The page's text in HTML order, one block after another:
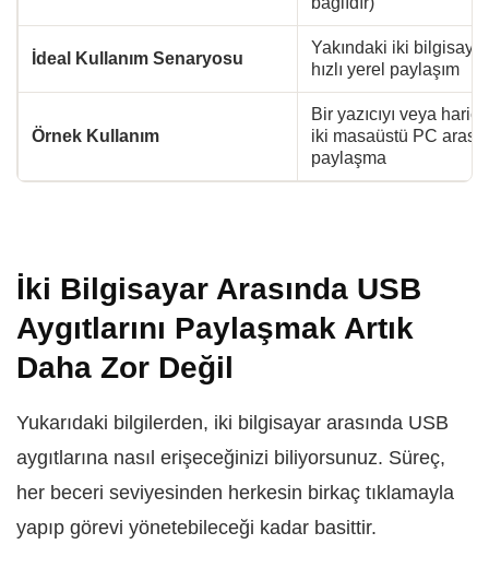
İdeal Kullanım Senaryosu
Yakındaki iki
hızlı yerel paylaşım
Örnek Kullanım
Bir yazıcıyı veya
iki masaüstü PC
paylaşma
İki Bilgisayar Arasında USB
Aygıtlarını Paylaşmak Artık
Daha Zor Değil
Yukarıdaki bilgilerden, iki bilgisayar arasında USB
aygıtlarına nasıl erişeceğinizi biliyorsunuz. Süreç,
her beceri seviyesinden herkesin birkaç tıklamayla
yapıp görevi yönetebileceği kadar basittir.